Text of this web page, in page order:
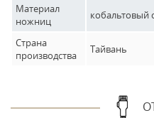
Материал
ножниц
кобальтовый
Страна
производства
Тайвань